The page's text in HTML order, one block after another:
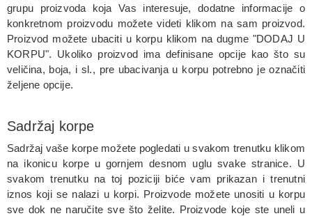
grupu proizvoda koja Vas interesuje, dodatne informacije o
konkretnom proizvodu možete videti klikom na sam proizvod.
Proizvod možete ubaciti u korpu klikom na dugme "DODAJ U
KORPU". Ukoliko proizvod ima definisane opcije kao što su
veličina, boja, i sl., pre ubacivanja u korpu potrebno je označiti
željene opcije.
Sadržaj korpe
Sadržaj vaše korpe možete pogledati u svakom trenutku klikom
na ikonicu korpe u gornjem desnom uglu svake stranice. U
svakom trenutku na toj poziciji biće vam prikazan i trenutni
iznos koji se nalazi u korpi. Proizvode možete unositi u korpu
sve dok ne naručite sve što želite. Proizvode koje ste uneli u